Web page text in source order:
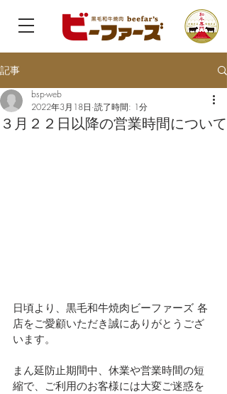
記事
３月２２日以降の営業時間について
bsp-web
2022年3月18日 読了時間: 1分
日頃より、黒毛和牛焼肉ビーファーズ 各
店をご愛顧いただき誠にありがとうござ
います。
まん延防止期間中、休業や営業時間の短
縮で、ご利用のお客様には大変ご迷惑を